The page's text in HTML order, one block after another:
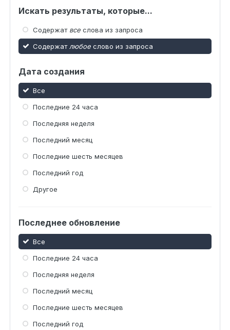
Искать результаты, которые...
Содержат все слова из запроса
Содержат любое слово из запроса
Дата создания
Все
Последние 24 часа
Последняя неделя
Последний месяц
Последние шесть месяцев
Последний год
Другое
Последнее обновление
Все
Последние 24 часа
Последняя неделя
Последний месяц
Последние шесть месяцев
Последний год